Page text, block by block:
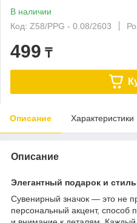
В наличии
Код: Z58/PPG - 0.08/2603
499 ₸
Описание Характеристики
Описание
Элегантный подарок и
Сувенирный значок — это не
персональный акцент, способ